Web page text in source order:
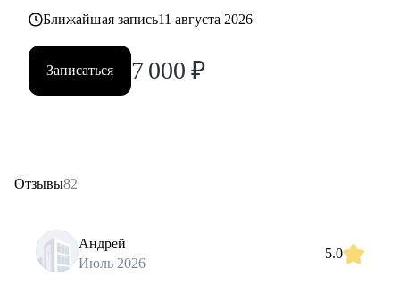
Ближайшая запись11 августа 2026
Записаться 7 000 ₽
Отзывы82
Андрей
Июль 2026
5.0